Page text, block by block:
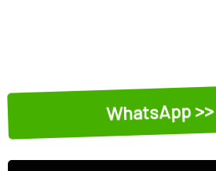
WhatsApp >>